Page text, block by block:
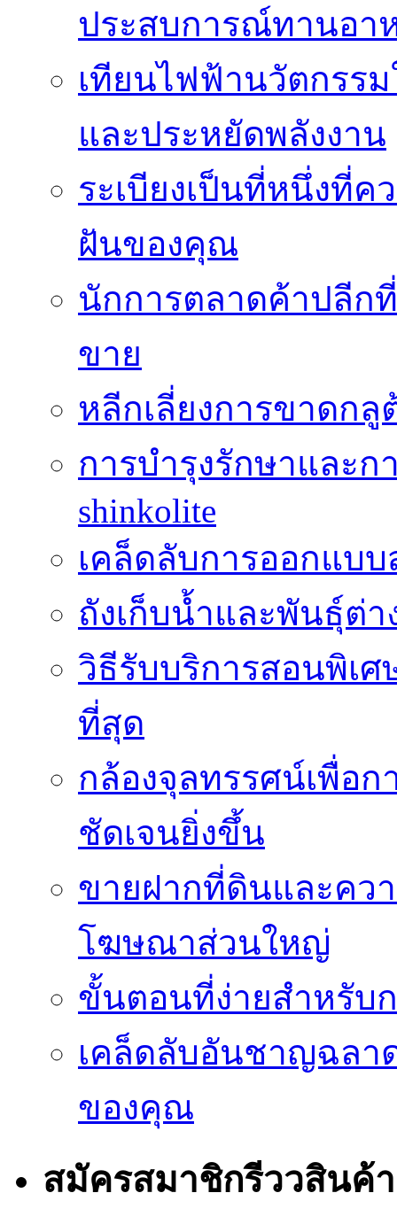
ประสบการณ์ทานอา
เทียนไฟฟ้านวัตกรร
และประหยัดพลังงาน
ระเบียงเป็นที่หนึ่งที่ค
ฝันของคุณ
นักการตลาดค้าปลีก
ขาย
หลีกเลี่ยงการขาดก
การบำรุงรักษาและ
shinkolite
เคล็ดลับการออกแบ
ถังเก็บน้ำและพันธุ์ต่า
วิธีรับบริการสอนพิเ
ที่สุด
กล้องจุลทรรศน์เพื่อ
ชัดเจนยิ่งขึ้น
ขายฝากที่ดินและคว
โฆษณาส่วนใหญ่
ขั้นตอนที่ง่ายสำหรับ
เคล็ดลับอันชาญฉลา
ของคุณ
สมัครสมาชิกรีววสินค้า